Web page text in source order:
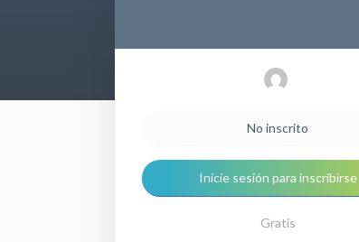
No inscrito
Inicie sesión para inscribirse
Gratis